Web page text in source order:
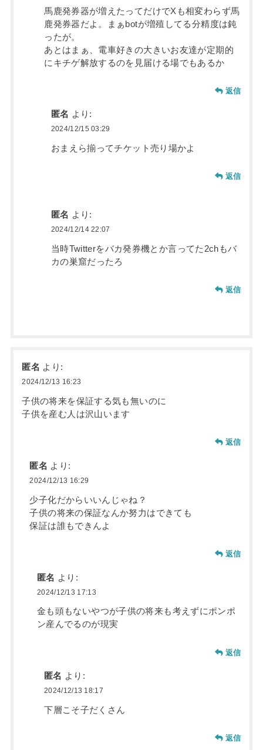
馬鹿発券器が増えたってだけでXも相変わらず馬
鹿発券器だよ。まぁbotが増殖してる分精度は鈍
ったが。
あとはまぁ、電車好きの大きいお友達が定期的
にキチゲ解放するのを見届ける場でもあるか
返信
匿名 より:
2024/12/15 03:29
おまえら揃ってチケット売り場かよ
返信
匿名 より:
2024/12/14 22:07
当時Twitterをバカ発券機とか言ってた2chもバ
カの巣窟だったろ
返信
匿名 より:
2024/12/13 16:23
子供の将来を保証する気も無いのに
子供を産む人は沢山います
返信
匿名 より:
2024/12/13 16:29
少子化だからいいんじゃね？
子供の将来の保証なんか努力はできても
保証は誰もできんよ
返信
匿名 より:
2024/12/13 17:13
金も頭もないやつが子供の将来も考えずにポンポ
ン産んでるのが現実
返信
匿名 より:
2024/12/13 18:17
下層こそ子だくさん
返信